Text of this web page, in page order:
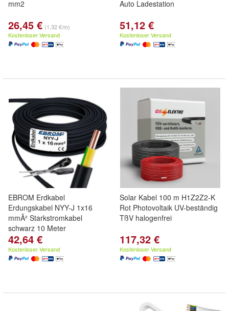
mm2
26,45 € (1,32 €/m)
Kostenloser Versand
Auto Ladestation
51,12 €
Kostenloser Versand
EBROM Erdkabel
Erdungskabel NYY-J 1x16
mmÂ² Starkstromkabel
schwarz 10 Meter
42,64 €
Kostenloser Versand
Solar Kabel 100 m H1Z2Z2-K
Rot Photovoltaik UV-beständig
TßV halogenfrei
117,32 €
Kostenloser Versand